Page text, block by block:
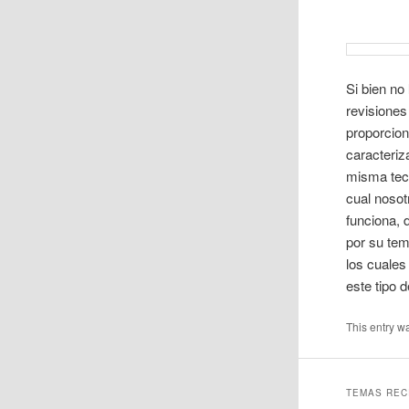
Si bien
misma
cual
funciona,
por su
los
este tipo
This entry
TEMAS